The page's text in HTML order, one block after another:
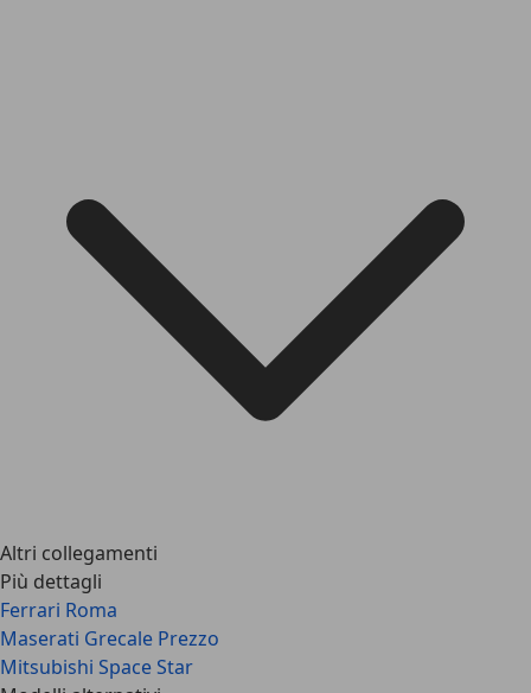
Altri collegamenti
Più dettagli
Ferrari Roma
Maserati Grecale Prezzo
Mitsubishi Space Star